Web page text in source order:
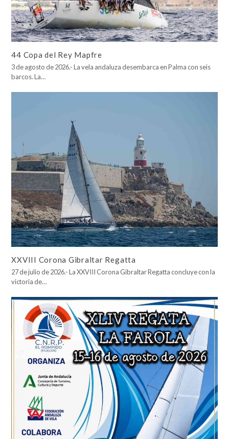
44 Copa del Rey Mapfre
3 de agosto de 2026.- La vela andaluza desembarca en Palma con seis
barcos. La…
XXVIII Corona Gibraltar Regatta
27 de julio de 2026.- La XXVIII Corona Gibraltar Regatta concluye con la
victoria de…